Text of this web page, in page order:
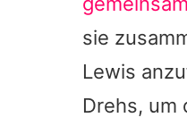
sie
Lewis
Drehs, um